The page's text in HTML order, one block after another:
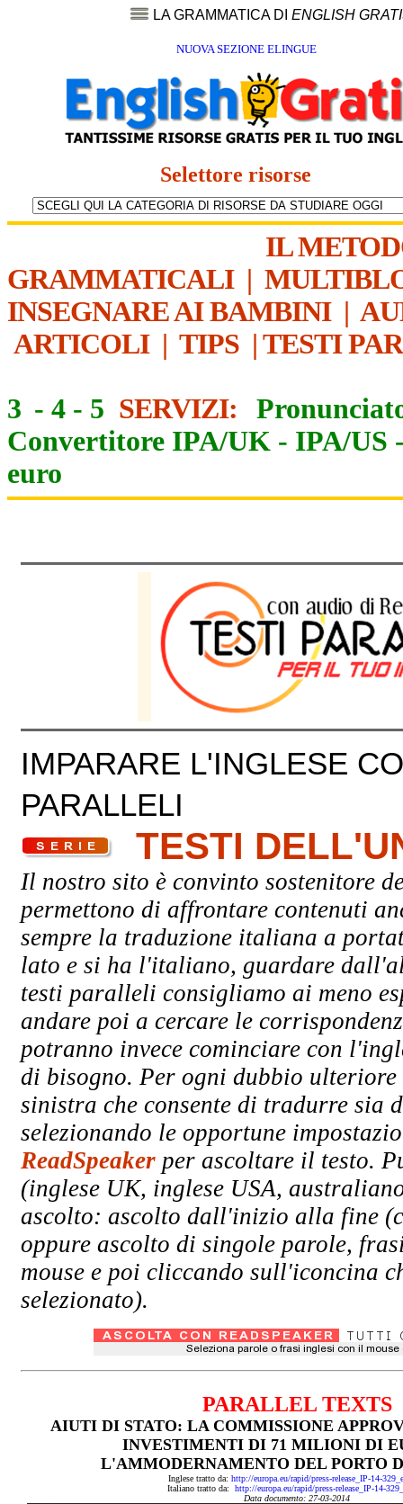
LA GRAMMATICA DI ENGLISH
NUOVA SEZIONE ELINGUE
Selettore risorse
IL
GRAMMATICALI|
INSEGNARE AI BAMBINI|
ARTICOLI| TIPS | TESTI
3 - 4 - 5 SERVIZI:
Convertitore IPA/UK - IPA/US
euro
IMPARARE L'INGLESE
PARALLELI
TESTI
Il nostro sito è convinto sostenitore
permettono di affrontare contenuti
sempre la traduzione italiana a
lato e si ha l'italiano, guardare
testi paralleli consigliamo ai meno
andare poi a cercare le
potranno invece cominciare con
di bisogno. Per ogni dubbio
sinistra che consente di tradurre
selezionando le opportune
ReadSpeaker per ascoltare il testo.
(inglese UK, inglese USA,
ascolto: ascolto dall'inizio alla fine
oppure ascolto di singole parole,
mouse e poi cliccando sull'iconcina
selezionato).
PARALLEL TEXTS
AIUTI DI STATO: LA COMMISSIONE
INVESTIMENTI DI 71 MILIONI DI
L'AMMODERNAMENTO DEL PORTO
Inglese tratto da: http://europa.eu/rapid/press-release_IP-14-
Italiano tratto da: http://europa.eu/rapid/press-release_IP-14-
Data documento: 27-03-2014